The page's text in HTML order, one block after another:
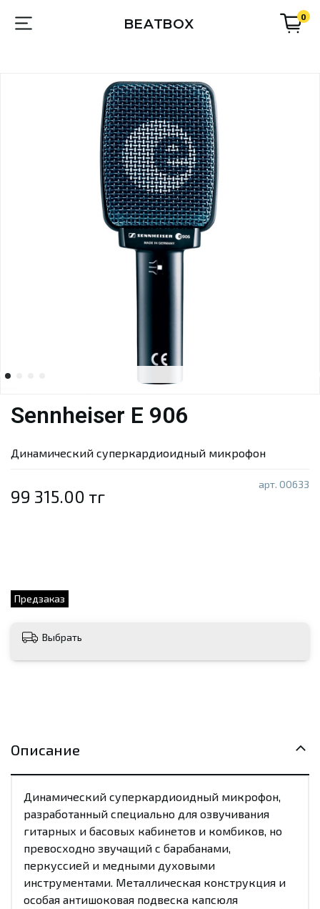
BEATBOX 0
арт. 00633
Предзаказ
Sennheiser E 906
99 315.00 тг
Динамический суперкардиоидный микрофон
Выбрать
Описание
Динамический суперкардиоидный микрофон,
разработанный специально для озвучивания
гитарных и басовых кабинетов и комбиков, но
превосходно звучащий с барабанами,
перкуссией и медными духовыми
инструментами. Металлическая конструкция и
особая антишоковая подвеска капсюля